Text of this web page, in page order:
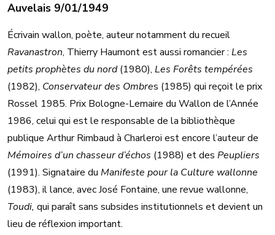
Auvelais 9/01/1949
Écrivain wallon, poète, auteur notamment du recueil
Ravanastron, Thierry Haumont est aussi romancier : Les
petits prophètes du nord(1980), Les Forêts tempérées
(1982), Conservateur des Ombres (1985) qui reçoit le prix
Rossel 1985. Prix Bologne-Lemaire du Wallon de l’Année
1986, celui qui est le responsable de la bibliothèque
publique Arthur Rimbaud à Charleroi est encore l’auteur de
Mémoires d’un chasseur d’échos (1988) et des Peupliers
(1991). Signataire du Manifeste pour la Culture wallonne
(1983), il lance, avec José Fontaine, une revue wallonne,
Toudi, qui paraît sans subsides institutionnels et devient un
lieu de réflexion important.